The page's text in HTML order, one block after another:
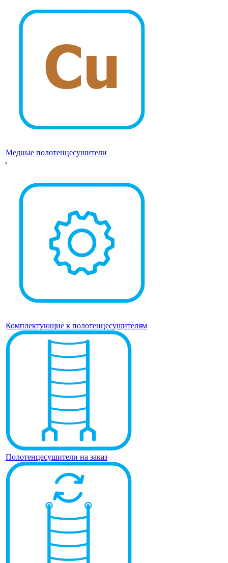
Медные полотенцесушители
Комплектующие к полотенцесушителям
Полотенцесушители на заказ